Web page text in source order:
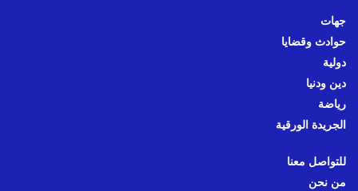
جهات
حوادث وقضايا
دولية
دين ودنيا
رياضة
الجريدة الورقية
للتواصل معنا
من نحن